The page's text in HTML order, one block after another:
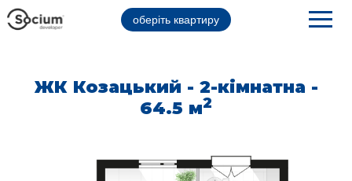
оберіть квартиру
ЖК Козацький - 2-кімнатна -
64.5 м2